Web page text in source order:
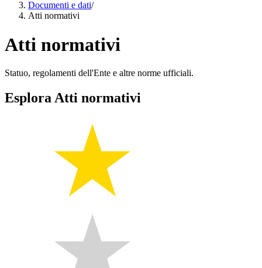
Documenti e dati/
Atti normativi
Atti normativi
Statuo, regolamenti dell'Ente e altre norme ufficiali.
Esplora Atti normativi